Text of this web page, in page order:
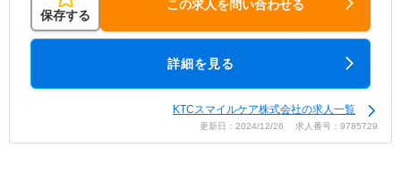
保存する
この求人を問い合わせる
詳細を見る
KTCスマイルケア株式会社の求人一覧
更新日：2024/12/26 求人番号：9785729